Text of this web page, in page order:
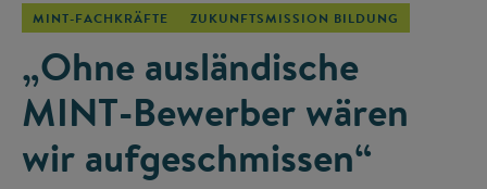
MINT-FACHKRÄFTE ZUKUNFTSMISSION BILDUNG
„Ohne ausländische
MINT-Bewerber wären
wir aufgeschmissen“